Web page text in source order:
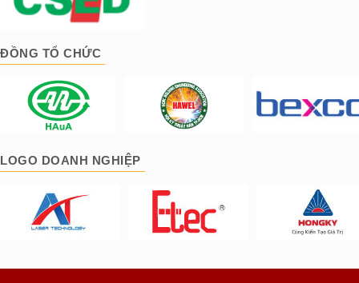
ĐỒNG TỔ CHỨC
LOGO DOANH NGHIỆP